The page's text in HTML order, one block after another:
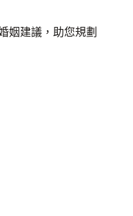
姻建議，助您規劃